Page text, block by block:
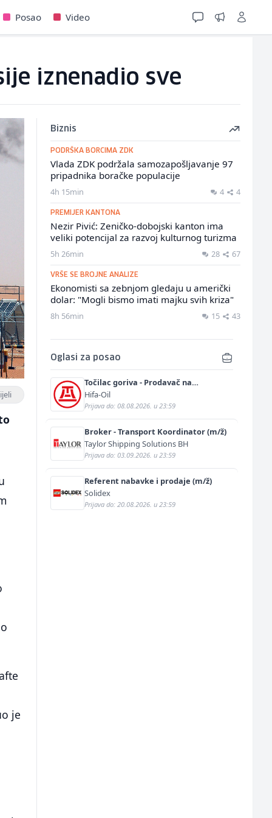
Posao Video
iznenadio sve
je
Biznis
PODRŠKA BORCIMA ZDK
Vlada ZDK podržala samozapošljavanje 97
pripadnika boračke populacije
4h 15min 4 4
PREMIJER KANTONA
Nezir Pivić: Zeničko-dobojski kanton ima
veliki potencijal za razvoj kulturnog turizma
5h 26min 28 67
VRŠE SE BROJNE ANALIZE
Ekonomisti sa zebnjom gledaju u američki
dolar: "Mogli bismo imati majku svih kriza"
8h 56min 15 43
Oglasi za posao
Točilac goriva - Prodavač na
benzinskoj pumpi (m/ž)
Hifa-Oil
Prijava do: 08.08.2026. u 23:59
Broker - Transport Koordinator (m/ž)
Taylor Shipping Solutions BH
Prijava do: 03.09.2026. u 23:59
Referent nabavke i prodaje (m/ž)
Solidex
Prijava do: 20.08.2026. u 23:59